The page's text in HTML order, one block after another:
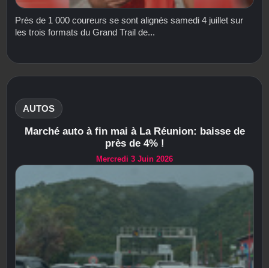
Près de 1 000 coureurs se sont alignés samedi 4 juillet sur
les trois formats du Grand Trail de...
AUTOS
Marché auto à fin mai à La Réunion: baisse de
près de 4% !
Mercredi 3 Juin 2026